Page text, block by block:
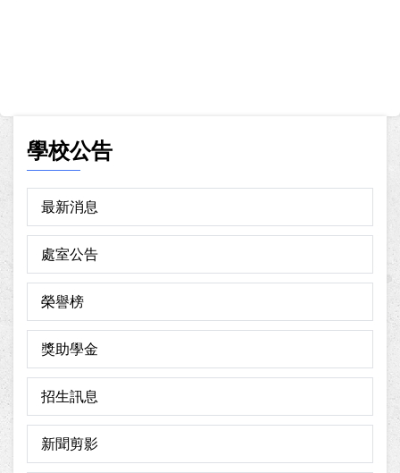
學校公告
最新消息
處室公告
榮譽榜
獎助學金
招生訊息
新聞剪影